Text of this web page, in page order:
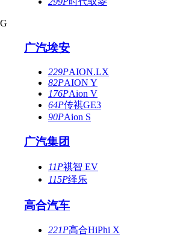
G
广汽埃安
229PAION.LX
82PAION Y
176PAion V
64P传祺GE3
90PAion S
广汽集团
11P祺智 EV
115P绎乐
高合汽车
221P高合HiPhi X